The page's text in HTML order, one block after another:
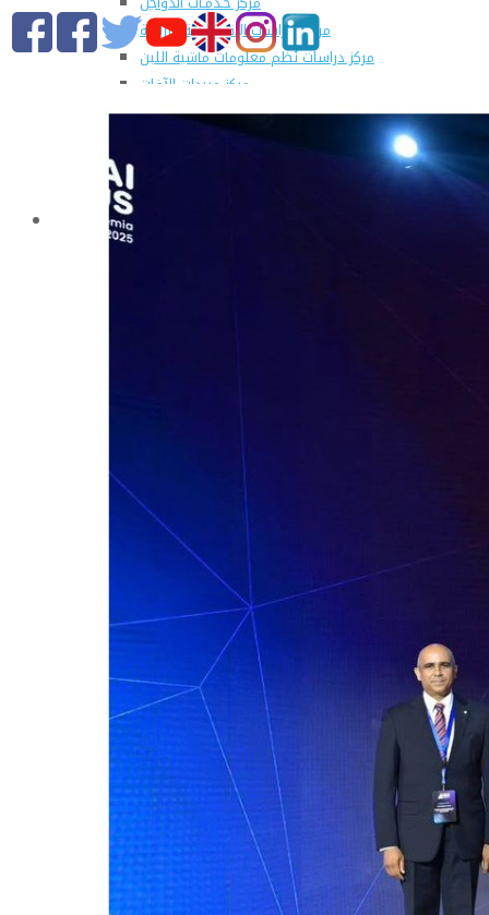
مركز الدراسات الإقتصادية الزراعية
مركز دراسات نُظم معلومات ماشية اللبن
مركز مبيدات الآفات
مطبعة كلية الزراعة
وحدة الهندسة الزراعية للدراسات والإستشارات الفنية
التسجيل في دورات مركز الحاسب الآلي بالكلية
التعليم والطلاب
للحصول على البريد الالكترونى للطالب
التدريب الميداني
نادى الطلاب المتفوقين
الدراسات العليا والبحوث والعلاقات الثقافية
عن قطاع الدراسات العليا والبحوث
إدارة العلاقات الثقافية
المصاريف الدراسية لطلاب الدراسات العليا
البرامج الدراسية
الدكتوراة
برنامج الماجستير
برنامج الماجستير المهنى
ماجستير الأدارة المستدامة للأراضى
لوائح برامج الدراسات العليا
(الأوراق المطلوبة للتسجيل (ماجستير/ دكتوراه
التقدم للدراسات العليا إلكترونيا